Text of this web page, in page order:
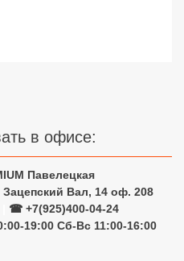
в офисе:
Павелецкая
Вал, 14 оф. 208
☎ +7(925)400-04-24
19:00 Сб-Вс 11:00-16:00